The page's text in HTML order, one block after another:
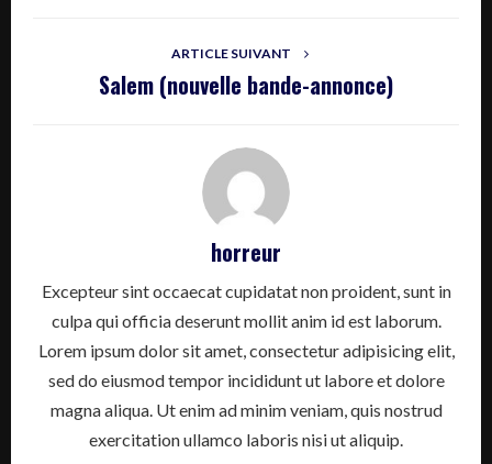
ARTICLE SUIVANT
Salem (nouvelle bande-annonce)
horreur
Excepteur sint occaecat cupidatat non proident, sunt in
culpa qui officia deserunt mollit anim id est laborum.
Lorem ipsum dolor sit amet, consectetur adipisicing elit,
sed do eiusmod tempor incididunt ut labore et dolore
magna aliqua. Ut enim ad minim veniam, quis nostrud
exercitation ullamco laboris nisi ut aliquip.